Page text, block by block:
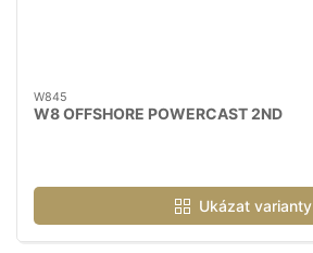
W845
W8 OFFSHORE POWERCAST 2ND
Ukázat varianty